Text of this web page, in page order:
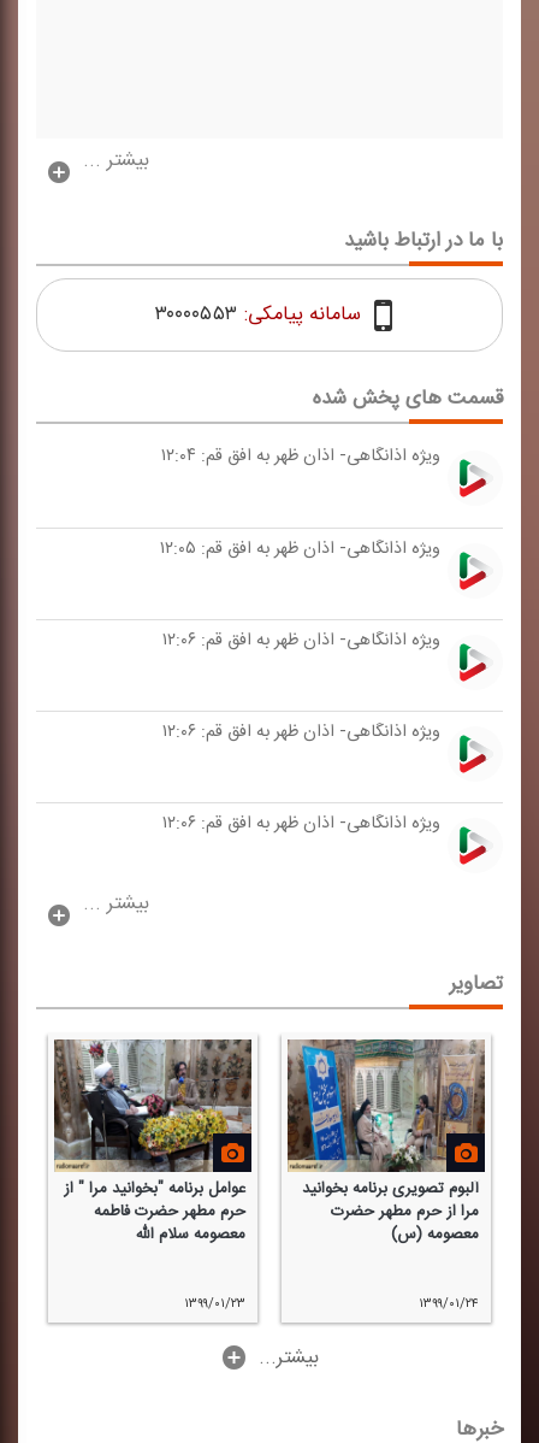
بیشتر ...
قسمت های پخش شده
ویژه اذانگاهی- اذان ظهر به افق قم: ۱۲:۰۴
ویژه اذانگاهی- اذان ظهر به افق قم: ۱۲:۰۵
ویژه اذانگاهی- اذان ظهر به افق قم: ۱۲:۰۶
ویژه اذانگاهی- اذان ظهر به افق قم: ۱۲:۰۶
ویژه اذانگاهی- اذان ظهر به افق قم: ۱۲:۰۶
بیشتر ...
با ما در ارتباط باشید
سامانه پیامکی: ۳۰۰۰۰۵۵۳
تصاویر
آلبوم تصویری برنامه بخوانید
مرا از حرم مطهر حضرت
معصومه (س)
۱۳۹۹/۰۱/۲۴
عوامل برنامه "بخوانید مرا " از
حرم مطهر حضرت فاطمه
معصومه سلام الله
۱۳۹۹/۰۱/۲۳
...بیشتر
خبرها